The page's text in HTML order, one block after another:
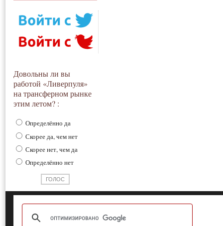
Довольны ли вы
работой «Ливерпуля»
на трансферном рынке
этим летом? :
Определённо да
Скорее да, чем нет
Скорее нет, чем да
Определённо нет